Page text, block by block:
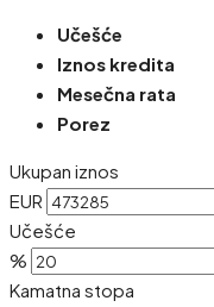
Učešće
Iznos kredita
Mesečna rata
Porez
Ukupan iznos
EUR
Učešće
%
Kamatna stopa